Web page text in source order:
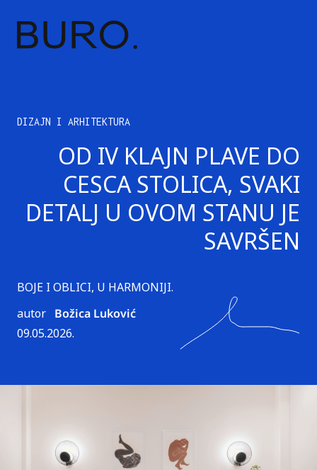
DIZAJN I ARHITEKTURA
OD IV KLAJN PLAVE DO
CESCA STOLICA, SVAKI
DETALJ U OVOM STANU JE
SAVRŠEN
BOJE I OBLICI, U HARMONIJI.
autor Božica Luković
09.05.2026.